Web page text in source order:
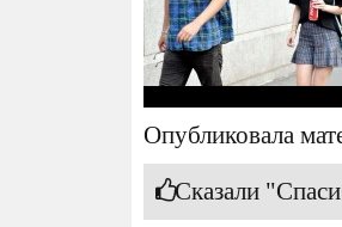
Опубликовала
Сказали